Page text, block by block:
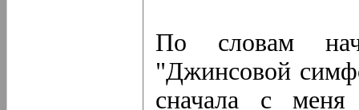
По словам
"Джинсовой
сначала с меня